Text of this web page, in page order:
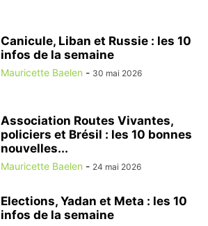
Canicule, Liban et Russie : les 10
infos de la semaine
Mauricette Baelen - 30 mai 2026
Association Routes Vivantes,
policiers et Brésil : les 10 bonnes
nouvelles...
Mauricette Baelen - 24 mai 2026
Elections, Yadan et Meta : les 10
infos de la semaine